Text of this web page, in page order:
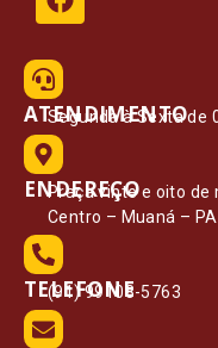
ATENDIMENTO
Segunda à Sexta de
ENDEREÇO
Praça vinte e oito de
Centro – Muaná –
TELEFONE
(91) 99108-5763